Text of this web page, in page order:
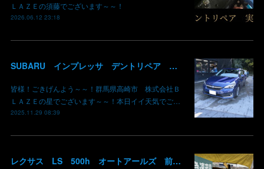
ＬＡＺＥの須藤でございます～～！
2026.06.12 23:18
SUBARU インプレッサ デントリペア 雹災修理完了 群馬県 高崎市 株式会社BLAZE
皆様！ごきげんよう～～！群馬県高崎市 株式会社Ｂ
ＬＡＺＥの星でございます～～！本日イイ天気でご…
2025.11.29 08:39
レクサス LS 500h オートアールズ 前橋みなみモール店 パワーモールフェス イベント デントリペア 鈑金修理 塗装 出店 キズ へこみ 国産車 輸入車 雹 群馬 高崎 前橋